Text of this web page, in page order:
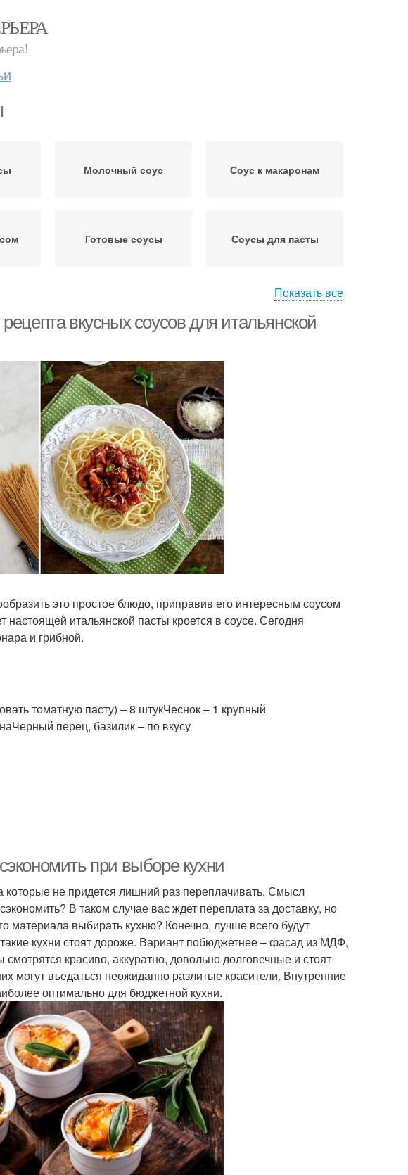
Молочный соус Соус к макаронам
Готовые соусы Соусы для пасты
Показать все
вкусных соусов для итальянской
это простое блюдо, приправив его интересным соусом
итальянской пасты кроется в соусе. Сегодня
и грибной.
томатную пасту) – 8 штукЧеснок – 1 крупный
перец, базилик – по вкусу
при выборе кухни
не придется лишний раз переплачивать. Смысл
В таком случае вас ждет переплата за доставку, но
материала выбирать кухню? Конечно, лучше всего будут
кухни стоят дороже. Вариант побюджетнее – фасад из МДФ,
красиво, аккуратно, довольно долговечные и стоят
могут въедаться неожиданно разлитые красители. Внутренние
оптимально для бюджетной кухни.